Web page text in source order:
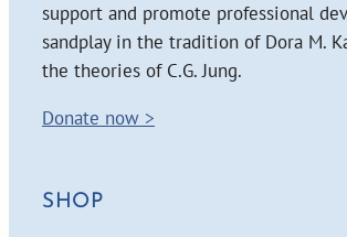
support and promote professional
sandplay in the tradition of Dora M.
the theories of C.G. Jung.
Donate now >
SHOP